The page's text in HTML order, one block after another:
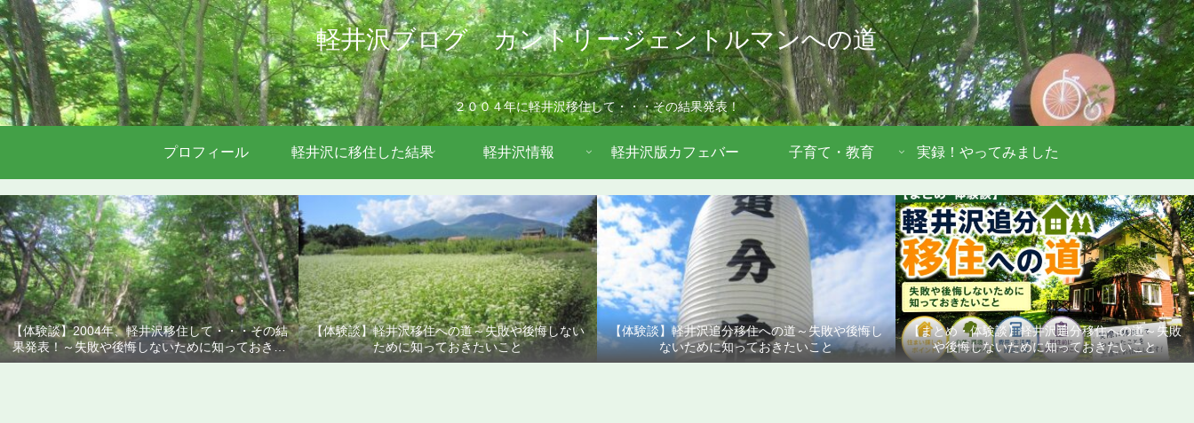
軽井沢ブログ カントリージェントルマンへの道
２００４年に軽井沢移住して・・・その結果発表！
プロフィール 軽井沢に移住した結果 軽井沢情報 軽井沢版カフェバー 子育て・教育 実録！やってみました
【体験談】2004年、軽井沢移住して・・・その結
果発表！～失敗や後悔しないために知っておきた
いこと
【体験談】軽井沢移住への道～失敗や後悔しない
ために知っておきたいこと
【体験談】軽井沢追分移住への道～失敗や後悔し
ないために知っておきたいこと
【まとめ・体験談】軽井沢追分移住への道～失敗
や後悔しないために知っておきたいこと